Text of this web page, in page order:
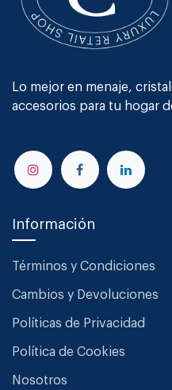
Lo mejor en menaje,
accesorios para tu hogar
Información
Términos y Condiciones
Cambios y Devoluciones
Políticas de Privacidad
Política de Cookies
Nosotros